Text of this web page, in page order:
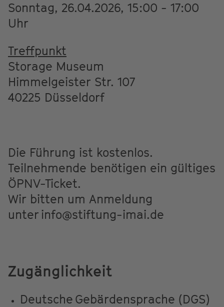
Sonntag, 26.04.2026, 15:00 - 17:00
Uhr
Treffpunkt
Storage Museum
Himmelgeister Str. 107
40225 Düsseldorf
Die Führung ist kostenlos.
Teilnehmende benötigen ein gültiges
ÖPNV-Ticket.
Wir bitten um Anmeldung
unter info@stiftung-imai.de
Zugänglichkeit
Deutsche Gebärdensprache (DGS)